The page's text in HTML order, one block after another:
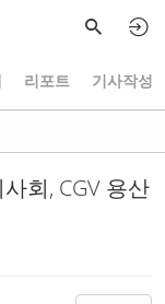
리포트 기사작성
회, CGV 용산